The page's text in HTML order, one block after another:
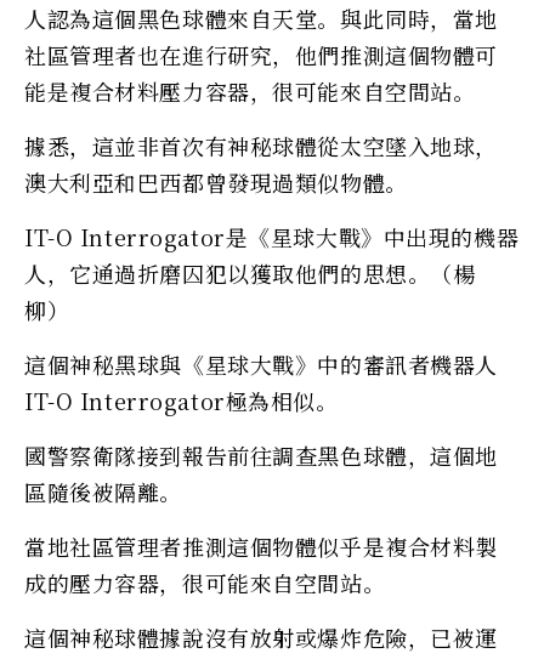
人認為這個黑色球體來自天堂。與此同時，當地
社區管理者也在進行研究，他們推測這個物體可
能是複合材料壓力容器，很可能來自空間站。
據悉，這並非首次有神秘球體從太空墜入地球，
澳大利亞和巴西都曾發現過類似物體。
IT-O Interrogator是《星球大戰》中出現的機器
人，它通過折磨囚犯以獲取他們的思想。（楊
柳）
這個神秘黑球與《星球大戰》中的審訊者機器人
IT-O Interrogator極為相似。
國警察衛隊接到報告前往調查黑色球體，這個地
區隨後被隔離。
當地社區管理者推測這個物體似乎是複合材料製
成的壓力容器，很可能來自空間站。
這個神秘球體據說沒有放射或爆炸危險，已被運